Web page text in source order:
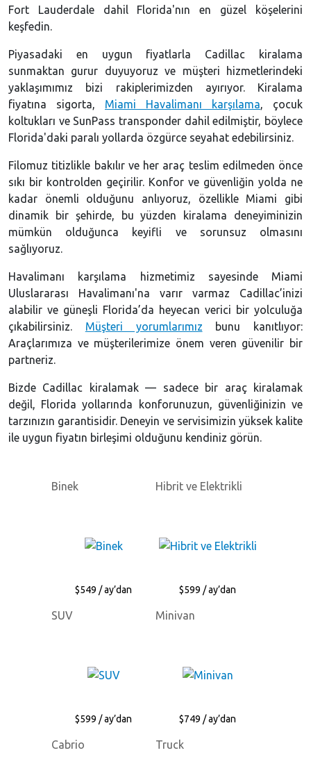
Fort Lauderdale dahil Florida'nın en güzel köşelerini
keşfedin.
Piyasadaki en uygun fiyatlarla Cadillac kiralama
sunmaktan gurur duyuyoruz ve müşteri hizmetlerindeki
yaklaşımımız bizi rakiplerimizden ayırıyor. Kiralama
fiyatına sigorta, Miami Havalimanı karşılama, çocuk
koltukları ve SunPass transponder dahil edilmiştir, böylece
Florida'daki paralı yollarda özgürce seyahat edebilirsiniz.
Filomuz titizlikle bakılır ve her araç teslim edilmeden önce
sıkı bir kontrolden geçirilir. Konfor ve güvenliğin yolda ne
kadar önemli olduğunu anlıyoruz, özellikle Miami gibi
dinamik bir şehirde, bu yüzden kiralama deneyiminizin
mümkün olduğunca keyifli ve sorunsuz olmasını
sağlıyoruz.
Havalimanı karşılama hizmetimiz sayesinde Miami
Uluslararası Havalimanı'na varır varmaz Cadillac’inizi
alabilir ve güneşli Florida’da heyecan verici bir yolculuğa
çıkabilirsiniz. Müşteri yorumlarımız bunu kanıtlıyor:
Araçlarımıza ve müşterilerimize önem veren güvenilir bir
partneriz.
Bizde Cadillac kiralamak — sadece bir araç kiralamak
değil, Florida yollarında konforunuzun, güvenliğinizin ve
tarzınızın garantisidir. Deneyin ve servisimizin yüksek kalite
ile uygun fiyatın birleşimi olduğunu kendiniz görün.
Binek
$549 / ay’dan
Hibrit ve Elektrikli
$599 / ay’dan
SUV
$599 / ay’dan
Minivan
$749 / ay’dan
Cabrio Truck